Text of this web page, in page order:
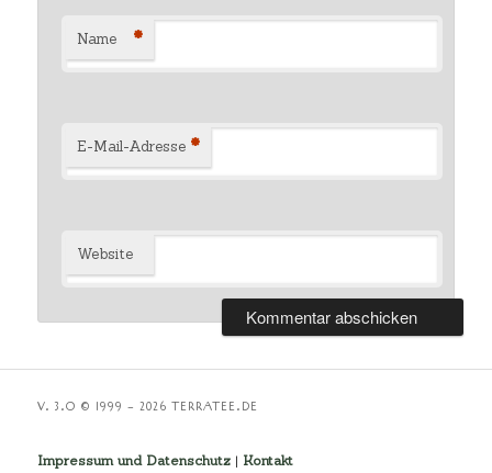
Name *
E-Mail-Adresse *
Website
V. 3.O © 1999 – 2026 TERRATEE.DE
Impressum und Datenschutz | Kontakt